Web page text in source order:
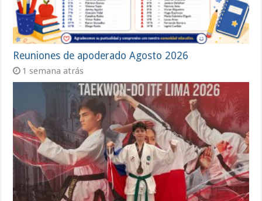
Reuniones de apoderado Agosto 2026
1 semana atrás